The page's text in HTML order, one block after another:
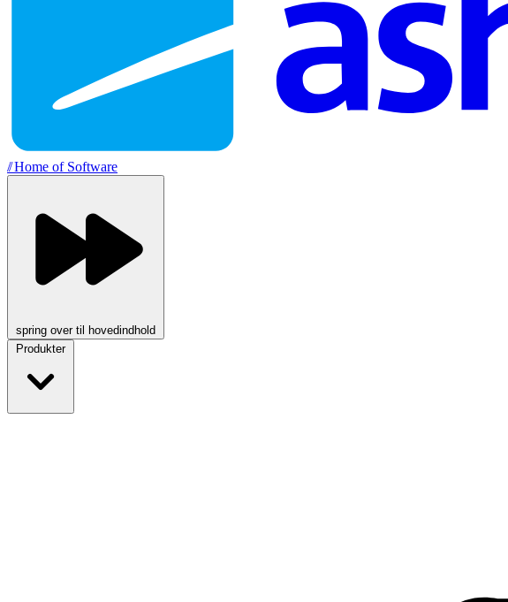
//Home of Software
spring over til hovedindhold
Produkter